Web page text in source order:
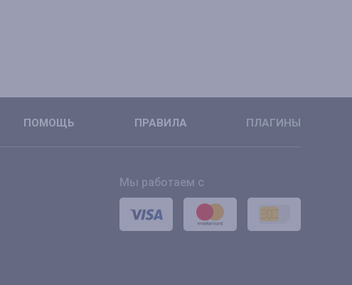
ПОМОЩЬ ПРАВИЛА ПЛАГИНЫ
Мы работаем с